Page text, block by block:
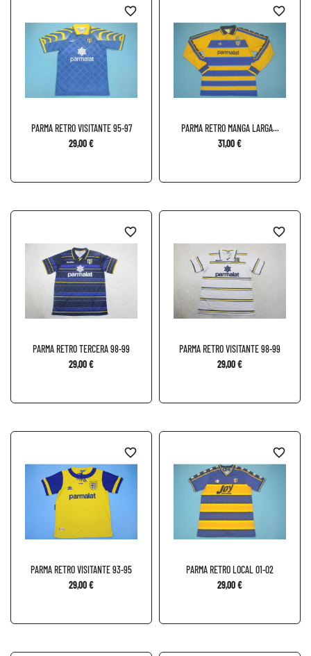
PARMA RETRO VISITANTE 95-97
29,00 €
favorite_border
PARMA RETRO MANGA LARGA...
31,00 €
favorite_border
PARMA RETRO TERCERA 98-99
29,00 €
favorite_border
PARMA RETRO VISITANTE 98-99
29,00 €
favorite_border
PARMA RETRO VISITANTE 93-95
29,00 €
favorite_border
PARMA RETRO LOCAL 01-02
29,00 €
favorite_border